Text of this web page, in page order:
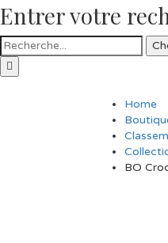
Entrer votre
Home
BO